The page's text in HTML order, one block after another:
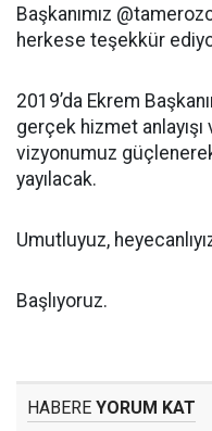
Başkanımız
herkese teşekkür
2019’da Ekrem
gerçek hizmet
vizyonumuz
yayılacak.
Umutluyuz,
Başlıyoruz.
HABERE YORUM KAT